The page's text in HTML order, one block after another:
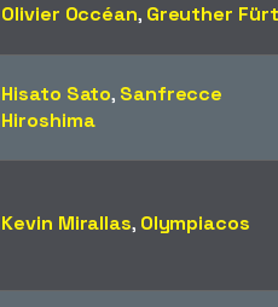
Olivier Occéan, Greuther
Hisato Sato, Sanfrecce
Hiroshima
Kevin Mirallas, Olympiacos